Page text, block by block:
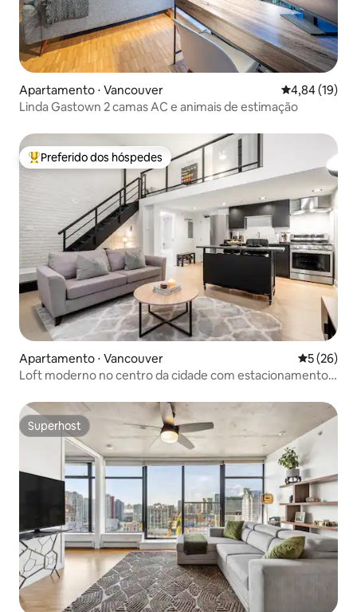
Apartamento ⋅ Vancouver 4,84 de uma
4,84 (19)
Linda Gastown 2 camas AC e animais de estimação
Entre os melhores preferidos dos hóspedes
Preferido dos hóspedes
Apartamento ⋅ Vancouver 5 de uma
5 (26)
Loft moderno no centro da cidade com estacionamento
Superhost
Superhost